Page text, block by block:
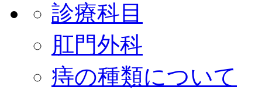
診療科目
肛門外科
痔の種類について